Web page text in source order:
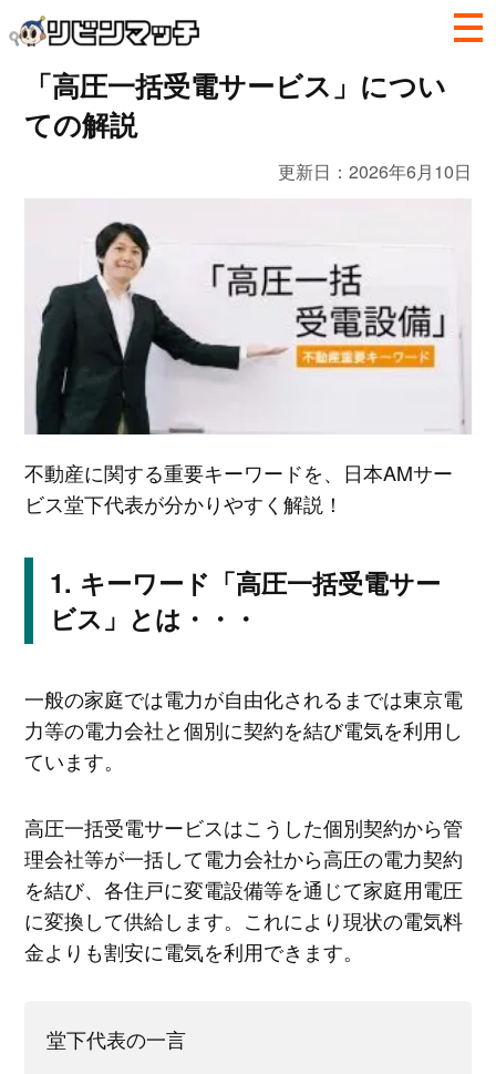
「高圧一括受電サービス」につい
ての解説
更新日：2026年6月10日
不動産に関する重要キーワードを、日本AMサー
ビス堂下代表が分かりやすく解説！
キーワード「高圧一括受電サー
ビス」とは・・・
一般の家庭では電力が自由化されるまでは東京電
力等の電力会社と個別に契約を結び電気を利用し
ています。
高圧一括受電サービスはこうした個別契約から管
理会社等が一括して電力会社から高圧の電力契約
を結び、各住戸に変電設備等を通じて家庭用電圧
に変換して供給します。これにより現状の電気料
金よりも割安に電気を利用できます。
堂下代表の一言